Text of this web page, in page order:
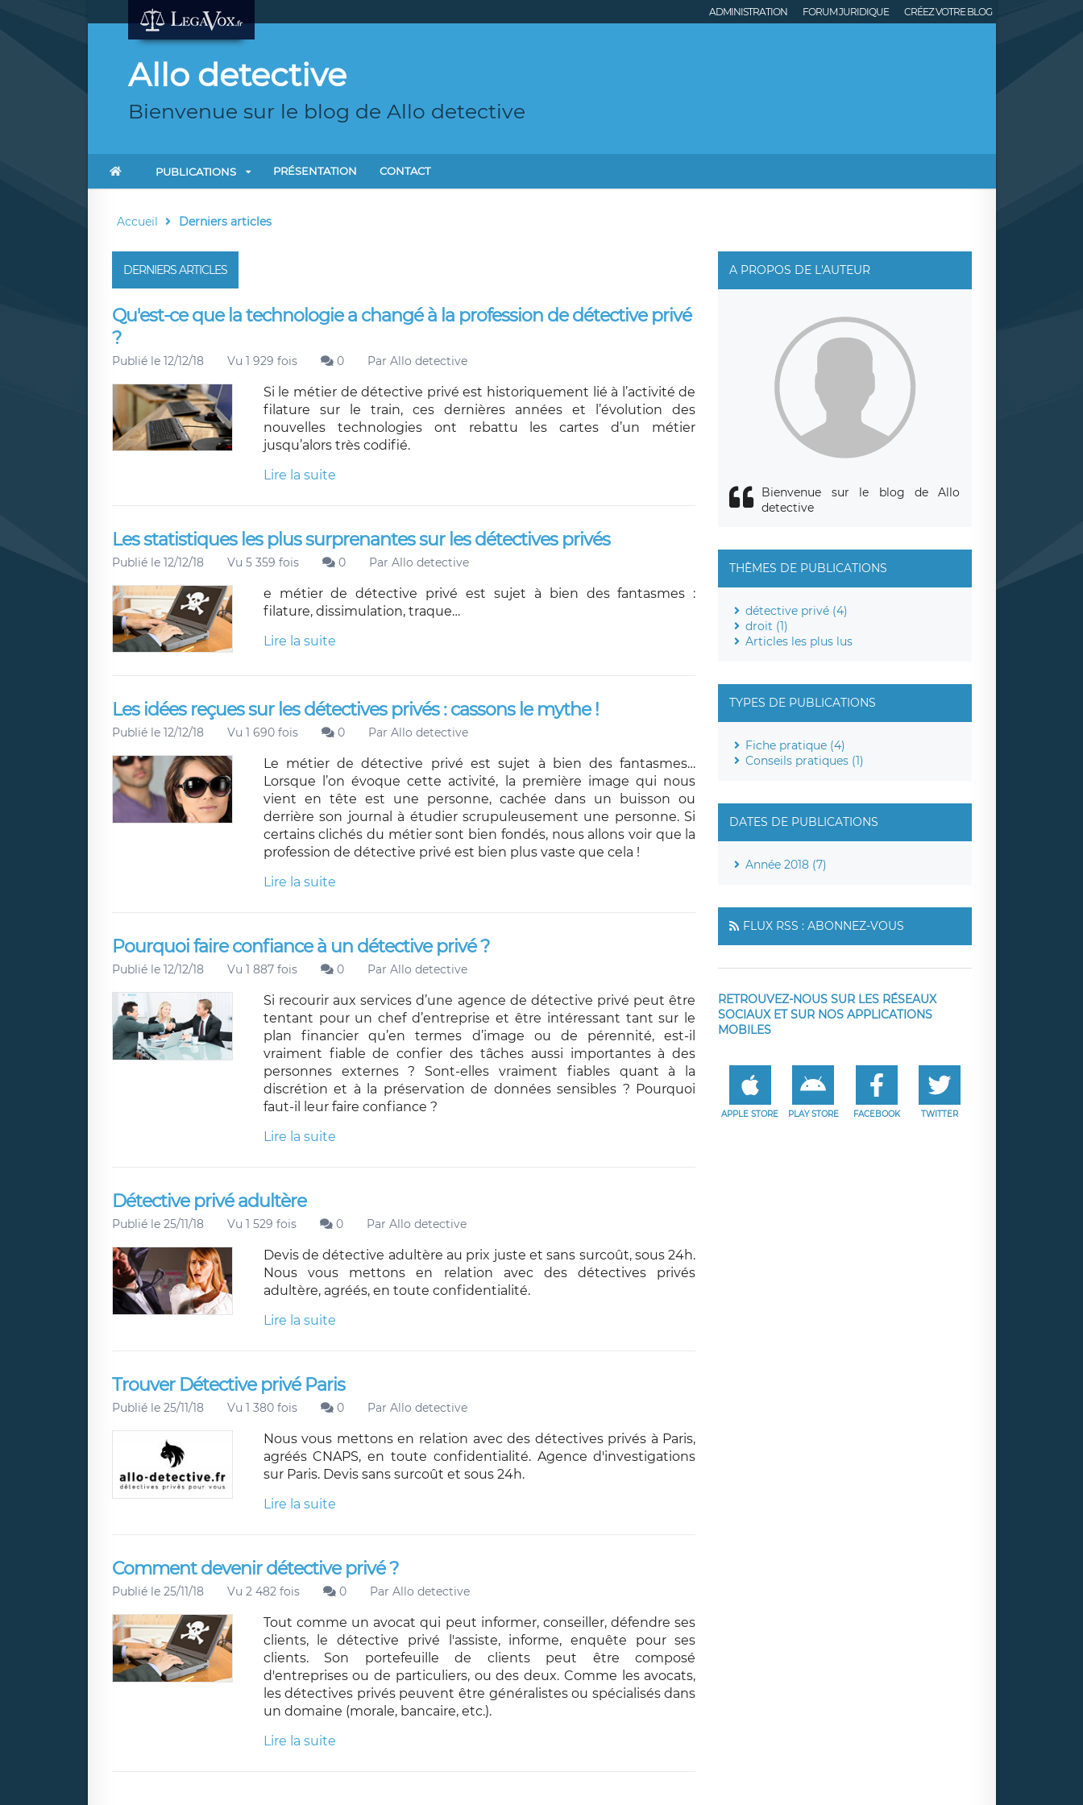
ADMINISTRATION FORUM JURIDIQUE CRÉEZ VOTRE BLOG
Allo detective
Bienvenue sur le blog de Allo detective
PUBLICATIONS PRÉSENTATION CONTACT
Accueil Derniers articles
DERNIERS ARTICLES
Qu'est-ce que la technologie a changé à la profession de détective privé
?
Publié le 12/12/18 Vu 1 929 fois 0 Par Allo detective
Si le métier de détective privé est historiquement lié à l’activité de
filature sur le train, ces dernières années et l’évolution des
nouvelles technologies ont rebattu les cartes d’un métier
jusqu’alors très codifié.
Lire la suite
Les statistiques les plus surprenantes sur les détectives privés
Publié le 12/12/18 Vu 5 359 fois 0 Par Allo detective
e métier de détective privé est sujet à bien des fantasmes :
filature, dissimulation, traque…
Lire la suite
Les idées reçues sur les détectives privés : cassons le mythe !
Publié le 12/12/18 Vu 1 690 fois 0 Par Allo detective
Le métier de détective privé est sujet à bien des fantasmes…
Lorsque l’on évoque cette activité, la première image qui nous
vient en tête est une personne, cachée dans un buisson ou
derrière son journal à étudier scrupuleusement une personne. Si
certains clichés du métier sont bien fondés, nous allons voir que la
profession de détective privé est bien plus vaste que cela !
Lire la suite
Pourquoi faire confiance à un détective privé ?
Publié le 12/12/18 Vu 1 887 fois 0 Par Allo detective
Si recourir aux services d’une agence de détective privé peut être
tentant pour un chef d’entreprise et être intéressant tant sur le
plan financier qu’en termes d’image ou de pérennité, est-il
vraiment fiable de confier des tâches aussi importantes à des
personnes externes ? Sont-elles vraiment fiables quant à la
discrétion et à la préservation de données sensibles ? Pourquoi
faut-il leur faire confiance ?
Lire la suite
Détective privé adultère
Publié le 25/11/18 Vu 1 529 fois 0 Par Allo detective
Devis de détective adultère au prix juste et sans surcoût, sous 24h.
Nous vous mettons en relation avec des détectives privés
adultère, agréés, en toute confidentialité.
Lire la suite
Trouver Détective privé Paris
Publié le 25/11/18 Vu 1 380 fois 0 Par Allo detective
Nous vous mettons en relation avec des détectives privés à Paris,
agréés CNAPS, en toute confidentialité. Agence d'investigations
sur Paris. Devis sans surcoût et sous 24h.
Lire la suite
Comment devenir détective privé ?
Publié le 25/11/18 Vu 2 482 fois 0 Par Allo detective
Tout comme un avocat qui peut informer, conseiller, défendre ses
clients, le détective privé l'assiste, informe, enquête pour ses
clients. Son portefeuille de clients peut être composé
d'entreprises ou de particuliers, ou des deux. Comme les avocats,
les détectives privés peuvent être généralistes ou spécialisés dans
un domaine (morale, bancaire, etc.).
Lire la suite
A PROPOS DE L'AUTEUR
Bienvenue sur le blog de Allo
detective
THÈMES DE PUBLICATIONS
détective privé (4)
droit (1)
Articles les plus lus
TYPES DE PUBLICATIONS
Fiche pratique (4)
Conseils pratiques (1)
DATES DE PUBLICATIONS
Année 2018 (7)
FLUX RSS : ABONNEZ-VOUS
RETROUVEZ-NOUS SUR LES RÉSEAUX
SOCIAUX ET SUR NOS APPLICATIONS
MOBILES
APPLE STORE PLAY STORE FACEBOOK TWITTER